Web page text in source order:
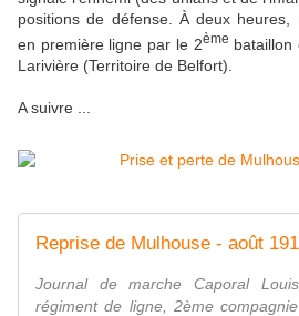
positions de défense. À deux heures,
en première ligne par le 2ème bataillon
Larivière (Territoire de Belfort).
A suivre ...
Journal de marche Caporal
régiment de ligne, 2ème